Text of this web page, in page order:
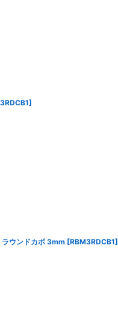
]
ラウンドカボ 3mm [RBM3RDCB1]